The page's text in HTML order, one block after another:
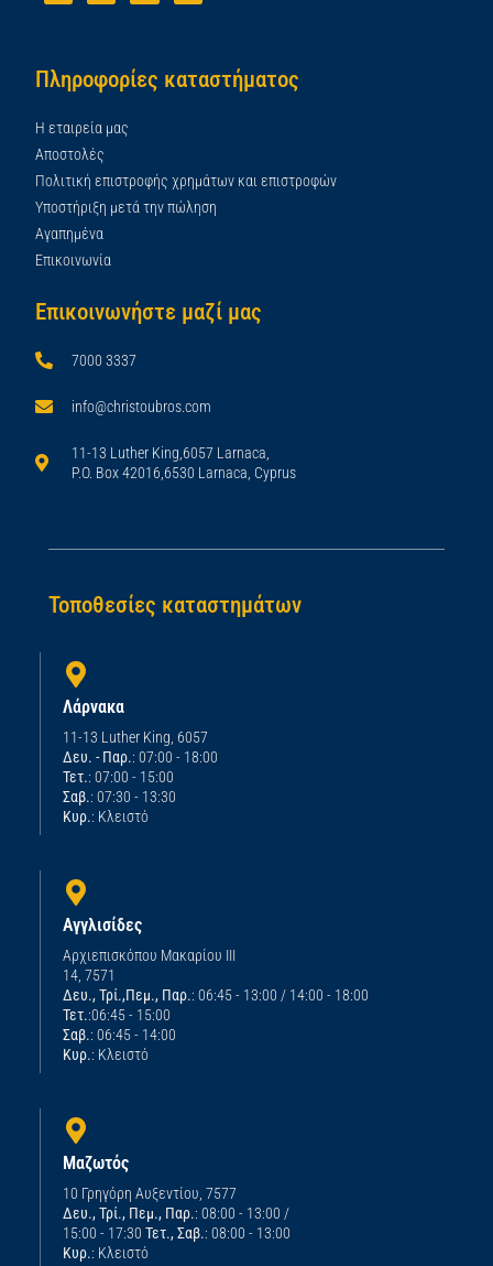
Πληροφορίες καταστήματος
Η εταιρεία μας
Αποστολές
Πολιτική επιστροφής χρημάτων και επιστροφών
Υποστήριξη μετά την πώληση
Αγαπημένα
Επικοινωνία
Επικοινωνήστε μαζί μας
7000 3337
info@christoubros.com
11-13 Luther King,6057 Larnaca,
P.O. Box 42016,6530 Larnaca, Cyprus
Τοποθεσίες καταστημάτων
Λάρνακα
11-13 Luther King, 6057
Δευ. - Παρ.: 07:00 - 18:00
Τετ.: 07:00 - 15:00
Σαβ.: 07:30 - 13:30
Κυρ.: Κλειστό
Αγγλισίδες
Αρχιεπισκόπου Μακαρίου ΙΙΙ
14, 7571
Δευ., Τρί.,Πεμ., Παρ.: 06:45 - 13:00 / 14:00 - 18:00
Τετ.:06:45 - 15:00
Σαβ.: 06:45 - 14:00
Κυρ.: Κλειστό
Μαζωτός
10 Γρηγόρη Αυξεντίου, 7577
Δευ., Τρί., Πεμ., Παρ.: 08:00 - 13:00 /
15:00 - 17:30 Τετ., Σαβ.: 08:00 - 13:00
Κυρ.: Κλειστό